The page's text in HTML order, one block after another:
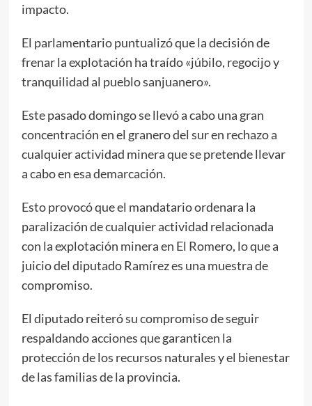
impacto.
El parlamentario puntualizó que la decisión de
frenar la explotación ha traído «júbilo, regocijo y
tranquilidad al pueblo sanjuanero».
Este pasado domingo se llevó a cabo una gran
concentración en el granero del sur en rechazo a
cualquier actividad minera que se pretende llevar
a cabo en esa demarcación.
Esto provocó que el mandatario ordenara la
paralización de cualquier actividad relacionada
con la explotación minera en El Romero, lo que a
juicio del diputado Ramírez es una muestra de
compromiso.
El diputado reiteró su compromiso de seguir
respaldando acciones que garanticen la
protección de los recursos naturales y el bienestar
de las familias de la provincia.